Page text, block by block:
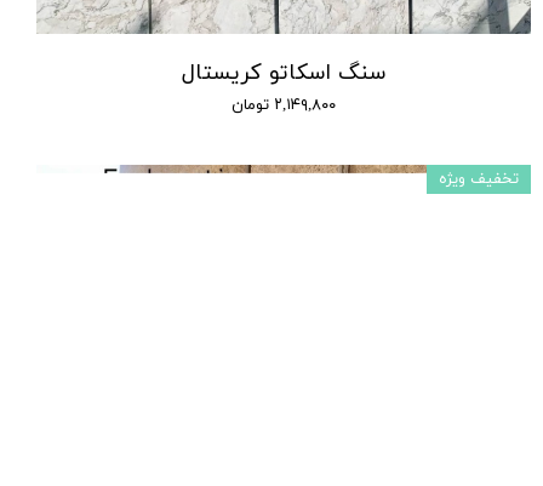
سنگ اسکاتو کریستال
۲,۱۴۹,۸۰۰ تومان
تخفیف ویژه